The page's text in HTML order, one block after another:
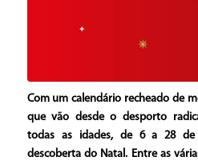
Com um calendário recheado de
que vão desde o desporto
todas as idades, de 6 a 28 de
descoberta do Natal. Entre as